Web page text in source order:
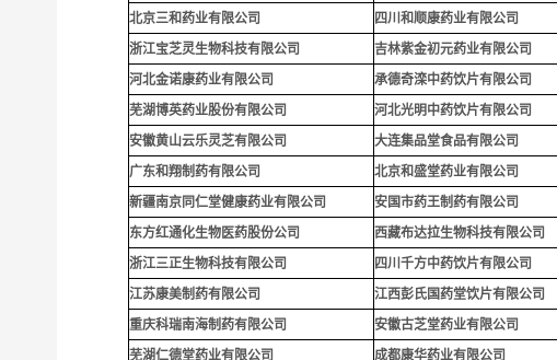
北京三和药业有限公司
四川和顺康药业有限公司
浙江宝芝灵生物科技有限公司
吉林紫金初元药业有限公司
河北金诺康药业有限公司
承德奇滦中药饮片有限公司
芜湖博英药业股份有限公司
河北光明中药饮片有限公司
安徽黄山云乐灵芝有限公司
大连集品堂食品有限公司
广东和翔制药有限公司
北京和盛堂药业有限公司
新疆南京同仁堂健康药业有限公司
安国市药王制药有限公司
东方红通化生物医药股份公司
西藏布达拉生物科技有限公司
浙江三正生物科技有限公司
四川千方中药饮片有限公司
江苏康美制药有限公司
江西彭氏国药堂饮片有限公司
重庆科瑞南海制药有限公司
安徽古芝堂药业有限公司
芜湖仁德堂药业有限公司
成都康华药业有限公司